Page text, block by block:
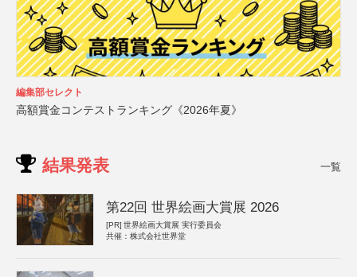
編集部セレクト
高額賞金コンテストランキング《2026年夏》
結果発表 一覧
第22回 世界絵画大賞展 2026
[PR] 世界絵画大賞展 実行委員会
共催：株式会社世界堂